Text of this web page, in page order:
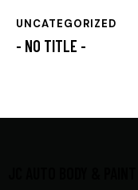
UNCATEGORIZED
- NO TITLE -